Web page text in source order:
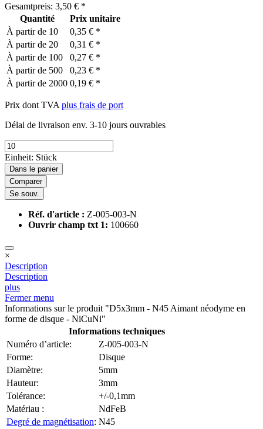
Gesamtpreis: 3,50 € *
Quantité
Prix unitaire
À partir de 10
0,35 € *
À partir de 20
0,31 € *
À partir de 100
0,27 € *
À partir de 500
0,23 € *
À partir de 2000 0,19 € *
Prix dont TVA plus frais de port
Délai de livraison env. 3-10 jours ouvrables
Einheit: Stück
Dans le panier
Comparer
Se souv.
Réf. d'article : Z-005-003-N
Ouvrir champ txt 1: 100660
×
Description
Description
plus
Fermer menu
Informations sur le produit "D5x3mm - N45 Aimant néodyme en
forme de disque - NiCuNi"
Informations techniques
Numéro d’article:
Z-005-003-N
Forme:
Disque
Diamètre:
5mm
Hauteur:
3mm
Tolérance:
+/-0,1mm
Matériau :
NdFeB
Degré de magnétisation: N45